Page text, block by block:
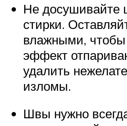
Не досушивайте
стирки.
влажными, чтобы
эффект
удалить
изломы.
Швы нужно